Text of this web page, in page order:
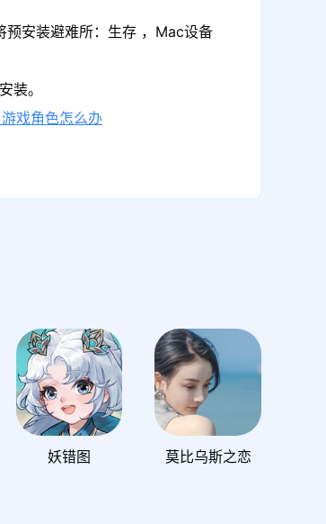
安装避难所：生存 ，Mac设备
装。
戏角色怎么办
妖错图 莫比乌斯之恋